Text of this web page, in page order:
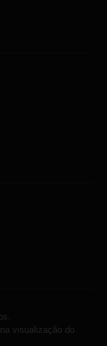
visualização do